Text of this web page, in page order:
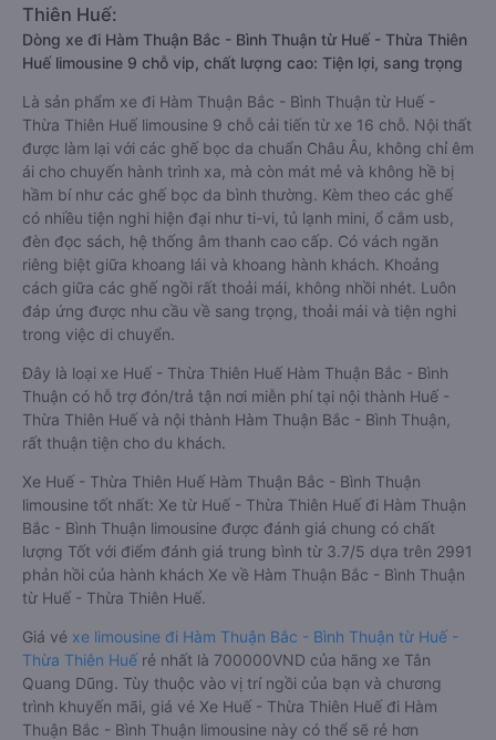
Thiên Huế:
Dòng xe đi Hàm Thuận Bắc - Bình Thuận từ Huế - Thừa Thiên
Huế limousine 9 chỗ vip, chất lượng cao: Tiện lợi, sang trọng
Là sản phẩm xe đi Hàm Thuận Bắc - Bình Thuận từ Huế -
Thừa Thiên Huế limousine 9 chỗ cải tiến từ xe 16 chỗ. Nội thất
được làm lại với các ghế bọc da chuẩn Châu Âu, không chỉ êm
ái cho chuyến hành trình xa, mà còn mát mẻ và không hề bị
hầm bí như các ghế bọc da bình thường. Kèm theo các ghế
có nhiều tiện nghi hiện đại như ti-vi, tủ lạnh mini, ổ cắm usb,
đèn đọc sách, hệ thống âm thanh cao cấp. Có vách ngăn
riêng biệt giữa khoang lái và khoang hành khách. Khoảng
cách giữa các ghế ngồi rất thoải mái, không nhồi nhét. Luôn
đáp ứng được nhu cầu về sang trọng, thoải mái và tiện nghi
trong việc di chuyển.
Đây là loại xe Huế - Thừa Thiên Huế Hàm Thuận Bắc - Bình
Thuận có hỗ trợ đón/trả tận nơi miễn phí tại nội thành Huế -
Thừa Thiên Huế và nội thành Hàm Thuận Bắc - Bình Thuận,
rất thuận tiện cho du khách.
Xe Huế - Thừa Thiên Huế Hàm Thuận Bắc - Bình Thuận
limousine tốt nhất: Xe từ Huế - Thừa Thiên Huế đi Hàm Thuận
Bắc - Bình Thuận limousine được đánh giá chung có chất
lượng Tốt với điểm đánh giá trung bình từ 3.7/5 dựa trên 2991
phản hồi của hành khách Xe về Hàm Thuận Bắc - Bình Thuận
từ Huế - Thừa Thiên Huế.
Giá vé xe limousine đi Hàm Thuận Bắc - Bình Thuận từ Huế -
Thừa Thiên Huế rẻ nhất là 700000VND của hãng xe Tân
Quang Dũng. Tùy thuộc vào vị trí ngồi của bạn và chương
trình khuyến mãi, giá vé Xe Huế - Thừa Thiên Huế đi Hàm
Thuận Bắc - Bình Thuận limousine này có thể sẽ rẻ hơn